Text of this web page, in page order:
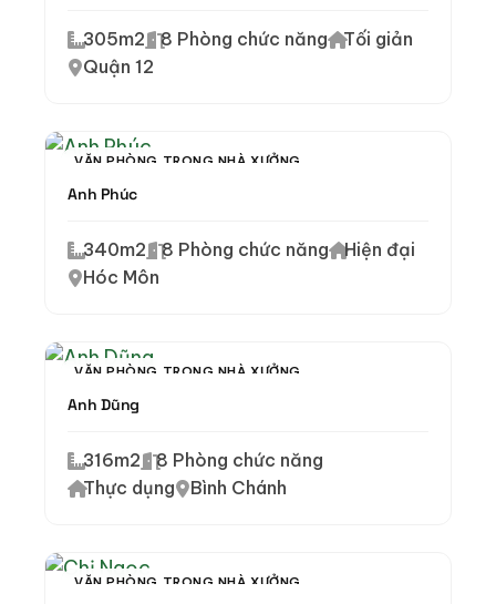
305m2 8 Phòng chức năng
Tối giản
Quận 12
VĂN PHÒNG TRONG NHÀ XƯỞNG
Anh Phúc
340m2 8 Phòng chức năng
Hiện đại
Hóc Môn
VĂN PHÒNG TRONG NHÀ XƯỞNG
Anh Dũng
316m2
8 Phòng chức năng
Thực dụng
Bình Chánh
VĂN PHÒNG TRONG NHÀ XƯỞNG